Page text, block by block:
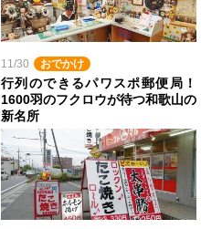
11/30 おでかけ
行列のできるパワスポ郵便局！
1600羽のフクロウが待つ和歌山の
新名所